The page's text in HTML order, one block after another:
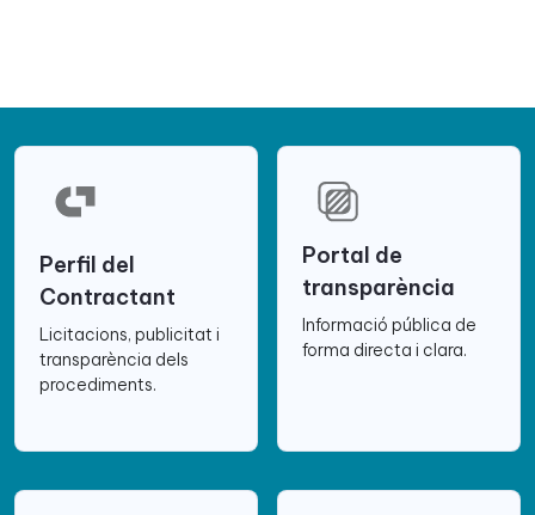
Perfil del
Contractant
Licitacions, publicitat i
transparència dels
procediments.
Portal de
transparència
Informació pública de
forma directa i clara.